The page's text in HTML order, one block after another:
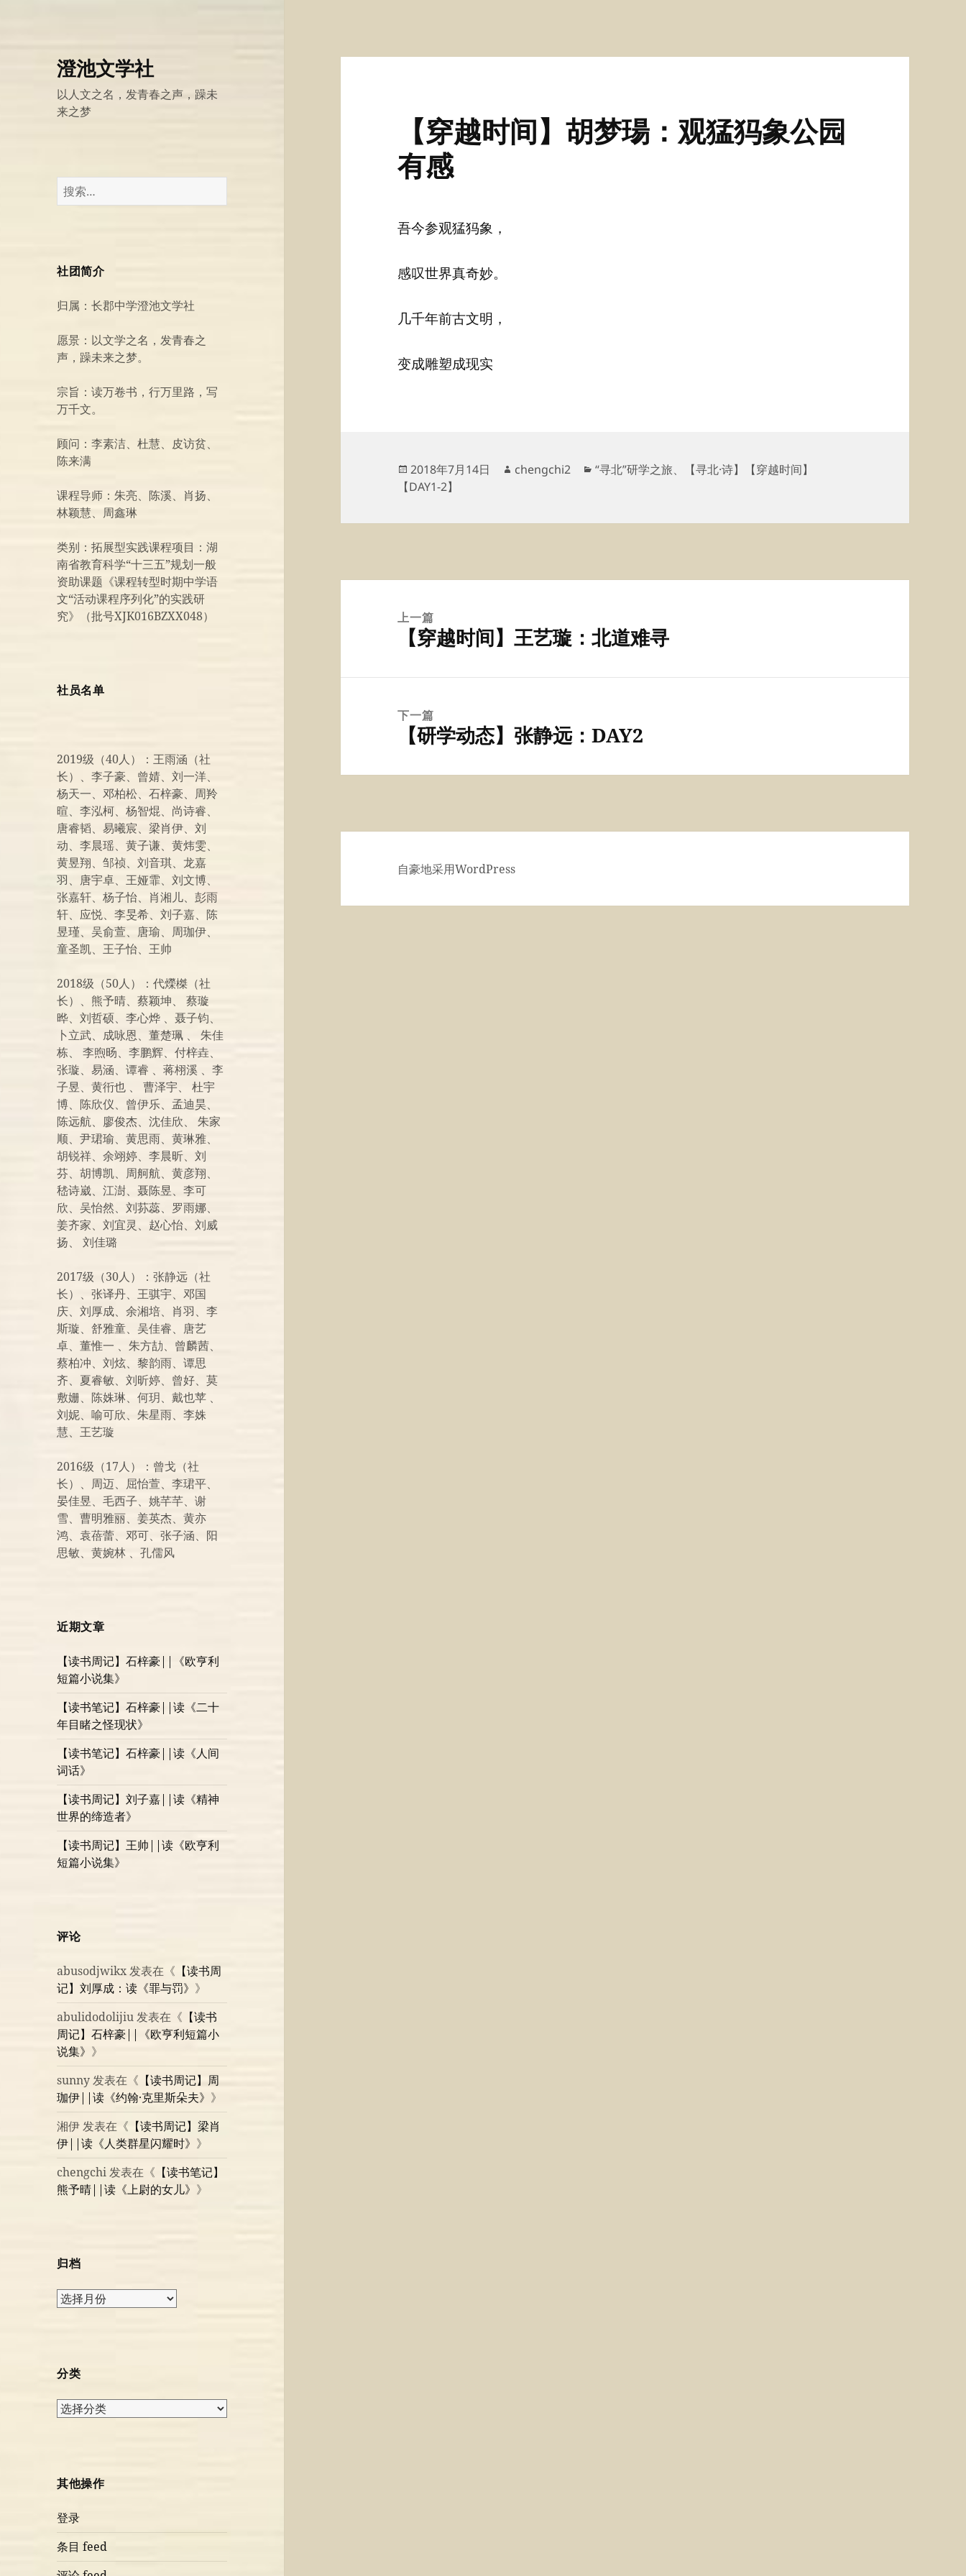
澄池文学社
以人文之名，发青春之声，躁未
来之梦
搜
索：
社团简介
归属：长郡中学澄池文学社
愿景：以文学之名，发青春之
声，躁未来之梦。
宗旨：读万卷书，行万里路，写
万千文。
顾问：李素洁、杜慧、皮访贫、
陈来满
课程导师：朱亮、陈溪、肖扬、
林颖慧、周鑫琳
类别：拓展型实践课程项目：湖
南省教育科学“十三五”规划一般
资助课题《课程转型时期中学语
文“活动课程序列化”的实践研
究》（批号XJK016BZXX048）
社员名单
2019级（40人）：王雨涵（社
长）、李子豪、曾婧、刘一洋、
杨天一、邓柏松、石梓豪、周羚
暄、李泓柯、杨智焜、尚诗睿、
唐睿韬、易曦宸、梁肖伊、刘
动、李晨瑶、黄子谦、黄炜雯、
黄昱翔、邹祯、刘音琪、龙嘉
羽、唐宇卓、王娅霏、刘文博、
张嘉轩、杨子怡、肖湘儿、彭雨
轩、应悦、李旻希、刘子嘉、陈
昱瑾、吴俞萱、唐瑜、周珈伊、
童圣凯、王子怡、王帅
2018级（50人）：代爃榤（社
长）、熊予晴、蔡颖坤、 蔡璇
晔、刘哲硕、李心烨 、聂子钧、
卜立武、成咏恩、董楚珮 、 朱佳
栋、 李煦旸、李鹏辉、付梓垚、
张璇、易涵、谭睿 、蒋栩溪 、李
子昱、黄衎也 、 曹泽宇、 杜宇
博、陈欣仪、曾伊乐、孟迪昊、
陈远航、廖俊杰、沈佳欣、 朱家
顺、尹珺瑜、黄思雨、黄琳雅、
胡锐祥、余翊婷、李晨昕、刘
芬、胡博凯、周舸航、黄彦翔、
嵇诗崴、江澍、聂陈昱、李可
欣、吴怡然、刘荪蕊、罗雨娜、
姜齐家、刘宜灵、赵心怡、刘威
扬、 刘佳璐
2017级（30人）：张静远（社
长）、张译丹、王骐宇、邓国
庆、刘厚成、余湘培、肖羽、李
斯璇、舒雅童、吴佳睿、唐艺
卓、董惟一 、朱方劼、曾麟茜、
蔡柏冲、刘炫、黎韵雨、谭思
齐、夏睿敏、刘昕婷、曾好、莫
敷姗、陈姝琳、何玥、戴也苹 、
刘妮、喻可欣、朱星雨、李姝
慧、王艺璇
2016级（17人）：曾戈（社
长）、周迈、屈怡萱、李珺平、
晏佳昱、毛西子、姚芊芊、谢
雪、曹明雅丽、姜英杰、黄亦
鸿、袁蓓蕾、邓可、张子涵、阳
思敏、黄婉林 、孔儒风
近期文章
【读书周记】石梓豪||《欧亨利
短篇小说集》
【读书笔记】石梓豪||读《二十
年目睹之怪现状》
【读书笔记】石梓豪||读《人间
词话》
【读书周记】刘子嘉||读《精神
世界的缔造者》
【读书周记】王帅||读《欧亨利
短篇小说集》
评论
abusodjwikx发表在《 【读书周
记】刘厚成：读《罪与罚》 》
abulidodolijiu发表在《 【读书
周记】石梓豪||《欧亨利短篇小
说集》 》
sunny发表在《 【读书周记】周
珈伊||读《约翰·克里斯朵夫》 》
湘伊发表在《 【读书周记】梁肖
伊||读《人类群星闪耀时》 》
chengchi发表在《 【读书笔记】
熊予晴||读《上尉的女儿》 》
归档
归
分类
分
其他操作
登录
条目 feed
【穿越时间】胡梦瑒：观猛犸象公园
有感
吾今参观猛犸象，
感叹世界真奇妙。
几千年前古文明，
变成雕塑成现实
发
布
2018年7月14日
作
chengchi2
分
“寻北”研学之旅、
【寻北·诗】【穿越时间】
【DAY1-2】
上一篇
文
【穿越时间】王艺璇：北道难寻
下一篇
文
【研学动态】张静远：DAY2
自豪地采用WordPress